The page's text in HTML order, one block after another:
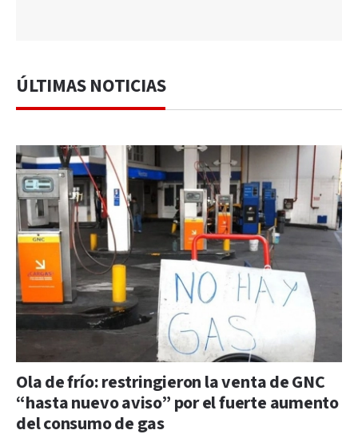
ÚLTIMAS NOTICIAS
Ola de frío: restringieron la venta de GNC
“hasta nuevo aviso” por el fuerte aumento
del consumo de gas